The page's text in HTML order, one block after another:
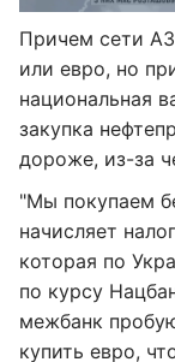
Причем сети
или евро, но
национальная
закупка
дороже, из-за
"Мы покупаем
начисляет
которая по
по курсу
межбанк
купить евро,